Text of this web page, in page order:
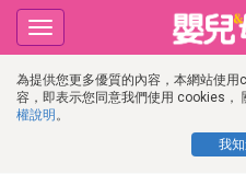
為提供您更多優質的內容，本網站使
容，即表示您同意我們使用 cookies，
權說明 。
我
Toggle
navigation